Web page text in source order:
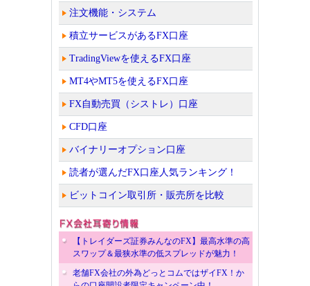
注文機能・システム
積立サービスがあるFX口座
TradingViewを使えるFX口座
MT4やMT5を使えるFX口座
FX自動売買（シストレ）口座
CFD口座
バイナリーオプション口座
読者が選んだFX口座人気ランキング！
ビットコイン取引所・販売所を比較
【トレイダーズ証券みんなのFX】最高水準の高
スワップ＆最狭水準の低スプレッドが魅力！
老舗FX会社の外為どっとコムではザイFX！か